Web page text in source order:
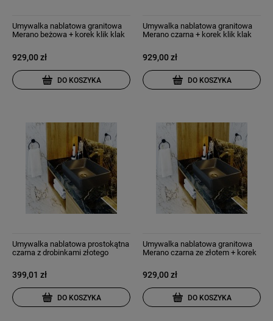
Umywalka nablatowa granitowa
Merano beżowa + korek klik klak
929,00 zł
DO KOSZYKA
Umywalka nablatowa granitowa
Merano czarna + korek klik klak
929,00 zł
DO KOSZYKA
Umywalka nablatowa prostokątna
czarna z drobinkami złotego
399,01 zł
DO KOSZYKA
Umywalka nablatowa granitowa
Merano czarna ze złotem + korek
929,00 zł
DO KOSZYKA